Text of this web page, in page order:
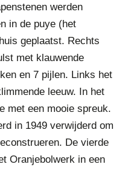
werden
in de puye (het
geplaatst. Rechts
met klauwende
en 7 pijlen. Links het
leeuw. In het
met een mooie spreuk.
in 1949 verwijderd om
De vierde
Oranjebolwerk in een